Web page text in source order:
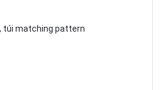
túi matching pattern